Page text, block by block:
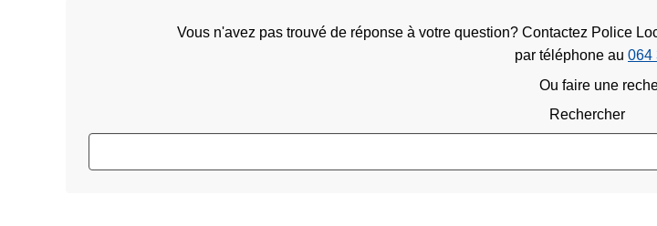
Vous n'avez pas trouvé de réponse à votre question? Contactez Police
par téléphone au 064
Ou faire une
Rechercher